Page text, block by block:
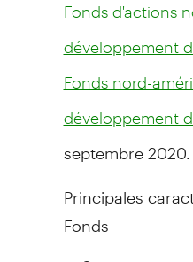
Fonds d'actions
développement
Fonds nord-
développement
septembre 2020.
Principales
Fonds